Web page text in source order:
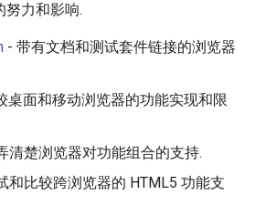
努力和影响.
- 带有文档和测试套件链接的浏览器
桌面和移动浏览器的功能实现和限
清楚浏览器对功能组合的支持.
和比较跨浏览器的 HTML5 功能支